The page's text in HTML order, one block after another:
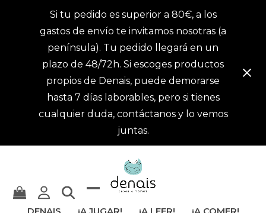
Si tu pedido es superior a 80€, a los
gastos de envío te invitamos nosotras (a
península). Tu pedido llegará en un
plazo de 48/72h. Si escoges productos
propios de Denais, puede demorarse
hasta 7 días laborables, pero si tienes
cualquier duda, contáctanos y lo vemos
juntas.